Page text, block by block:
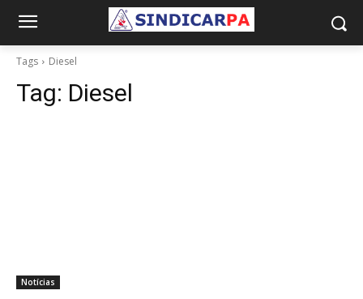
Tags Diesel
Tag: Diesel
Notícias